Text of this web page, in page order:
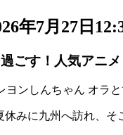
年7月27日
ごす！人気アニ
ヨンしんちゃん オラ
みに九州へ訪れ、そ